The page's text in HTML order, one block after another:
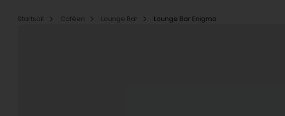
Startsäit
Caféen Lounge Bar Lounge Bar Enigma